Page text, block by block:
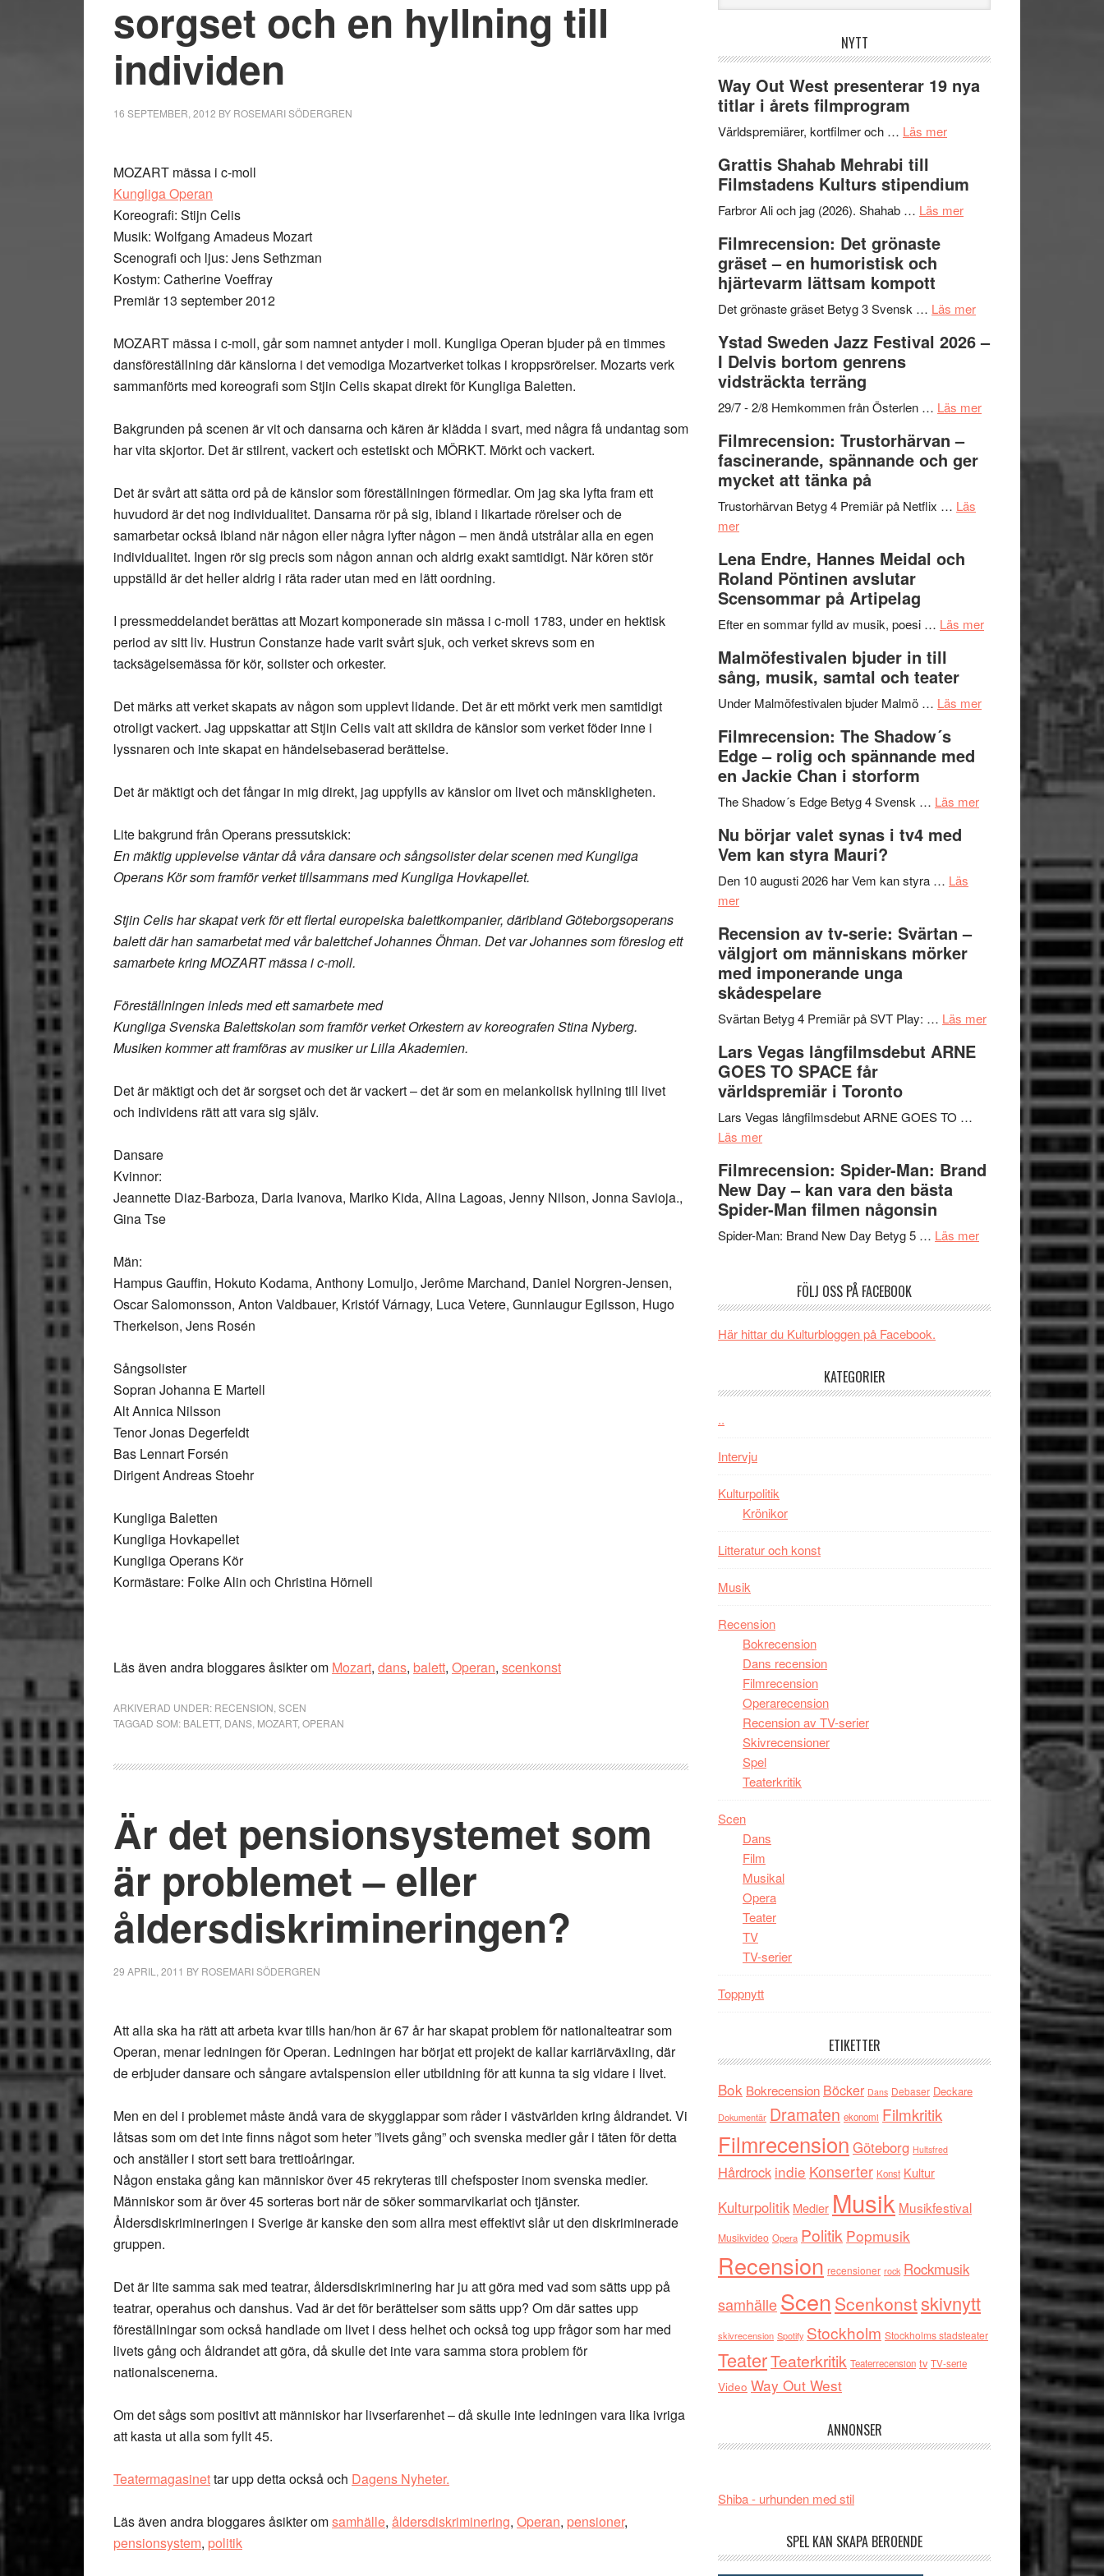
sorgset och en hyllning till
individen
16 SEPTEMBER, 2012 BY ROSEMARI SÖDERGREN
MOZART mässa i c-moll
Kungliga Operan
Koreografi: Stijn Celis
Musik: Wolfgang Amadeus Mozart
Scenografi och ljus: Jens Sethzman
Kostym: Catherine Voeffray
Premiär 13 september 2012
MOZART mässa i c-moll, går som namnet antyder i moll. Kungliga Operan bjuder på en timmes
dansföreställning där känslorna i det vemodiga Mozartverket tolkas i kroppsrörelser. Mozarts verk
sammanförts med koreografi som Stjin Celis skapat direkt för Kungliga Baletten.
Bakgrunden på scenen är vit och dansarna och kären är klädda i svart, med några få undantag som
har vita skjortor. Det är stilrent, vackert och estetiskt och MÖRKT. Mörkt och vackert.
Det är svårt att sätta ord på de känslor som föreställningen förmedlar. Om jag ska lyfta fram ett
huvudord är det nog individualitet. Dansarna rör på sig, ibland i likartade rörelser och de
samarbetar också ibland när någon eller några lyfter någon – men ändå utstrålar alla en egen
individualitet. Ingen rör sig precis som någon annan och aldrig exakt samtidigt. När kören stör
uppställd är det heller aldrig i räta rader utan med en lätt oordning.
I pressmeddelandet berättas att Mozart komponerade sin mässa i c-moll 1783, under en hektisk
period av sitt liv. Hustrun Constanze hade varit svårt sjuk, och verket skrevs som en
tacksägelsemässa för kör, solister och orkester.
Det märks att verket skapats av någon som upplevt lidande. Det är ett mörkt verk men samtidigt
otroligt vackert. Jag uppskattar att Stjin Celis valt att skildra de känslor som verket föder inne i
lyssnaren och inte skapat en händelsebaserad berättelse.
Det är mäktigt och det fångar in mig direkt, jag uppfylls av känslor om livet och mänskligheten.
Lite bakgrund från Operans pressutskick:
En mäktig upplevelse väntar då våra dansare och sångsolister delar scenen med Kungliga
Operans Kör som framför verket tillsammans med Kungliga Hovkapellet.
Stjin Celis har skapat verk för ett flertal europeiska balettkompanier, däribland Göteborgsoperans
balett där han samarbetat med vår balettchef Johannes Öhman. Det var Johannes som föreslog ett
samarbete kring MOZART mässa i c-moll.
Föreställningen inleds med ett samarbete med
Kungliga Svenska Balettskolan som framför verket Orkestern av koreografen Stina Nyberg.
Musiken kommer att framföras av musiker ur Lilla Akademien.
Det är mäktigt och det är sorgset och det är vackert – det är som en melankolisk hyllning till livet
och individens rätt att vara sig själv.
Dansare
Kvinnor:
Jeannette Diaz-Barboza, Daria Ivanova, Mariko Kida, Alina Lagoas, Jenny Nilson, Jonna Savioja.,
Gina Tse
Män:
Hampus Gauffin, Hokuto Kodama, Anthony Lomuljo, Jerôme Marchand, Daniel Norgren-Jensen,
Oscar Salomonsson, Anton Valdbauer, Kristóf Várnagy, Luca Vetere, Gunnlaugur Egilsson, Hugo
Therkelson, Jens Rosén
Sångsolister
Sopran Johanna E Martell
Alt Annica Nilsson
Tenor Jonas Degerfeldt
Bas Lennart Forsén
Dirigent Andreas Stoehr
Kungliga Baletten
Kungliga Hovkapellet
Kungliga Operans Kör
Kormästare: Folke Alin och Christina Hörnell
Läs även andra bloggares åsikter om Mozart, dans, balett, Operan, scenkonst
ARKIVERAD UNDER: RECENSION SCEN
TAGGAD SOM: BALETT, DANS MOZART, OPERAN
Är det pensionsystemet som
är problemet – eller
åldersdiskrimineringen?
29 APRIL, 2011 BY ROSEMARI SÖDERGREN
Att alla ska ha rätt att arbeta kvar tills han/hon är 67 år har skapat problem för nationalteatrar som
Operan, menar ledningen för Operan. Ledningen har börjat ett projekt de kallar karriärväxling, där
de erbjuder dansare och sångare avtalspension eller utbildning för att kunna ta sig vidare i livet.
Men en del i problemet måste ändå vara de skygglappar som råder i västvärlden kring åldrandet. Vi
låtsas som om det inte finns något som heter ”livets gång” och svenska medier går i täten för detta
och anställer i stort sett bara trettioåringar.
Någon enstaka gång kan människor över 45 rekryteras till chefsposter inom svenska medier.
Människor som är över 45 sorteras bort när de söker sommarvikariat och tjänster.
Åldersdiskrimineringen i Sverige är kanske den som allra mest effektivt slår ut den diskriminerade
gruppen.
Det är lite samma sak med teatrar, åldersdiskriminering har ju att göra med vad som sätts upp på
teatrar, operahus och danshus. Vad är det för berättelser som sätts upp? Om där sattes upp
föreställningar som också handlade om livet i dess helhet och också tog upp frågor som har med
livets gång och åldrandet att göra, då skulle det inte vara samma stora problem för
nationalscenerna.
Om det sågs som positivt att människor har livserfarenhet – då skulle inte ledningen vara lika ivriga
att kasta ut alla som fyllt 45.
Teatermagasinettar upp detta också och Dagens Nyheter.
Läs även andra bloggares åsikter omsamhälle, åldersdiskriminering, Operan, pensioner,
pensionsystem, politik
webbplatsen
NYTT
Way Out West presenterar 19 nya
titlar i årets filmprogram
Världspremiärer, kortfilmer och … Läs merom
West
presenterar
årets
Grattis Shahab Mehrabi till
Filmstadens Kulturs stipendium
Farbror Ali och jag (2026). Shahab … Läs merom
Filmstadens
stipendium
Filmrecension: Det grönaste
gräset – en humoristisk och
hjärtevarm lättsam kompott
Det grönaste gräset Betyg 3 Svensk … Läs merom
Det
–
och
Ystad Sweden Jazz Festival 2026 –
I Delvis bortom genrens
vidsträckta terräng
29/7 - 2/8 Hemkommen från Österlen … Läs merom
vidsträckta
Filmrecension: Trustorhärvan –
fascinerande, spännande och ger
mycket att tänka på
Trustorhärvan Betyg 4 Premiär på Netflix … Läs
merom
Trustorhärvan
–
fascinerande,
spännande
ger
mycket
att
på
Lena Endre, Hannes Meidal och
Roland Pöntinen avslutar
Scensommar på Artipelag
Efter en sommar fylld av musik, poesi … Läs merom
Hannes
Pöntinen
Scensommar
Malmöfestivalen bjuder in till
sång, musik, samtal och teater
Under Malmöfestivalen bjuder Malmö … Läs merom
Malmöfestivalen
Filmrecension: The Shadow´s
Edge – rolig och spännande med
en Jackie Chan i storform
The Shadow´s Edge Betyg 4 Svensk … Läs merom
Shadow
en
storform
Nu börjar valet synas i tv4 med
Vem kan styra Mauri?
Den 10 augusti 2026 har Vem kan styra … Läs
merom
börjar
valet
synas
i
tv4
Vem
kan
styra
Mauri?
Recension av tv-serie: Svärtan –
välgjort om människans mörker
med imponerande unga
skådespelare
Svärtan Betyg 4 Premiär på SVT Play: … Läs merom
Recension
välgjort
människans
mörker
skådespelare
Lars Vegas långfilmsdebut ARNE
GOES TO SPACE får
världspremiär i Toronto
Lars Vegas långfilmsdebut ARNE GOES TO …
Läs merom
Vegas
långfilmsdebut
ARNE
GOES
världspremiär
i
Filmrecension: Spider-Man: Brand
New Day – kan vara den bästa
Spider-Man filmen någonsin
Spider-Man: Brand New Day Betyg 5 … Läs merom
Brand
kan
FÖLJ OSS PÅ FACEBOOK
Här hittar du Kulturbloggen på Facebook.
KATEGORIER
..
Intervju
Kulturpolitik
Krönikor
Litteratur och konst
Musik
Recension
Bokrecension
Dans recension
Filmrecension
Operarecension
Recension av TV-serier
Skivrecensioner
Spel
Teaterkritik
Scen
Dans
Film
Musikal
Opera
Teater
TV
TV-serier
Toppnytt
ETIKETTER
Bok Bokrecension Böcker Dans Debaser Deckare
Dokumentär Dramaten ekonomi Filmkritik
Filmrecension Göteborg Hultsfred
Hårdrock indie Konserter Konst Kultur
Kulturpolitik Medier Musik Musikfestival
Musikvideo Opera Politik Popmusik
Recension recensioner rock Rockmusik
samhälleScen Scenkonstskivnytt
skivrecension Spotify Stockholm Stockholms stadsteater
TeaterTeaterkritik Teaterrecension tv TV-serie
Video Way Out West
ANNONSER
Shiba - urhunden med stil
SPEL KAN SKAPA BEROENDE